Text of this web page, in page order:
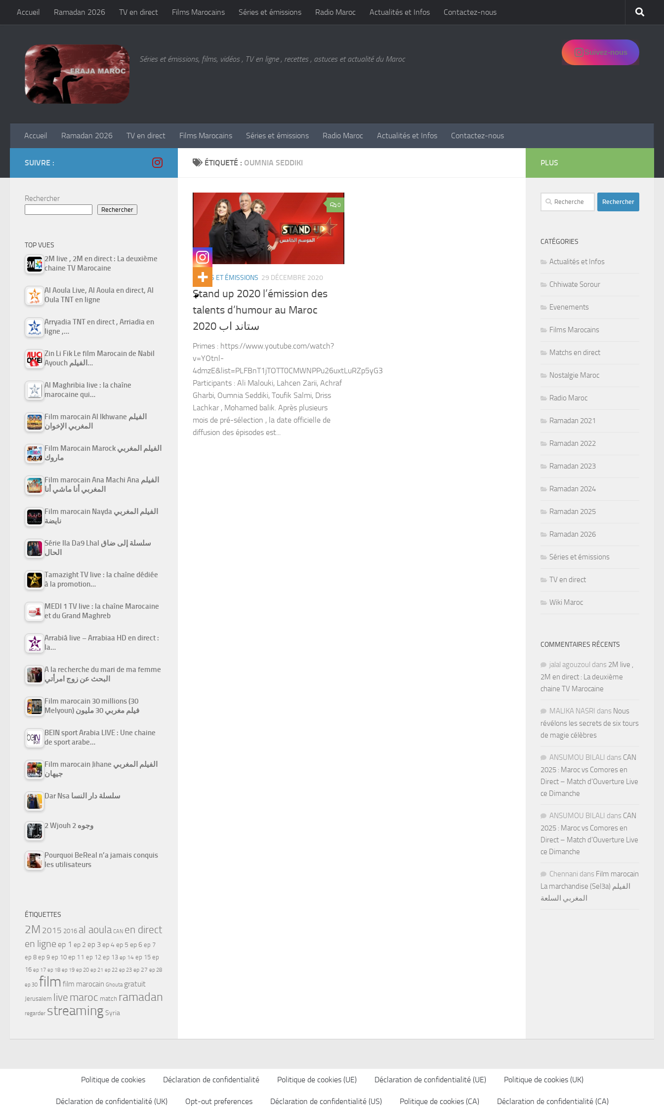
Skip to content
Accueil Ramadan 2026 TV en direct Films Marocains Séries et émissions Radio Maroc Actualités et Infos Contactez-nous
Séries et émissions, films, vidéos , TV en ligne , recettes , astuces et actualité du Maroc
Suivez-nous
Accueil Ramadan 2026 TV en direct Films Marocains Séries et émissions Radio Maroc Actualités et Infos Contactez-nous
ÉTIQUETÉ : OUMNIA SEDDIKI
0
SÉRIES ET ÉMISSIONS 29 DÉCEMBRE 2020
Stand up 2020 l’émission des
talents d’humour au Maroc
ستاند اب 2020
Primes : https://www.youtube.com/watch?
v=YOtnl-
4dmzE&list=PLFBnT1jTOTT0CMWNPPu26uxtLuRZp5yG3
Participants : Ali Malouki, Lahcen Zarii, Achraf
Gharbi, Oumnia Seddiki, Toufik Salmi, Driss
Lachkar , Mohamed balik. Après plusieurs
mois de pré-sélection , la date officielle de
diffusion des épisodes est...
SUIVRE :
Rechercher
Rechercher
TOP VUES
2M live , 2M en direct : La deuxième
chaine TV Marocaine
Al Aoula Live, Al Aoula en direct, Al
Oula TNT en ligne
Arryadia TNT en direct , Arriadia en
ligne ,…
Zin Li Fik Le film Marocain de Nabil
Ayouch الفيلم…
Al Maghribia live : la chaîne
marocaine qui…
Film marocain Al Ikhwane الفيلم
المغربي الإخوان
Film Marocain Marock الفيلم المغربي
ماروك
Film marocain Ana Machi Ana الفيلم
المغربي أنا ماشي أنا
Film marocain Nayda الفيلم المغربي
نايضة
Série Ila Da9 Lhal سلسلة إلى ضاق
الحال
Tamazight TV live : la chaîne dédiée
à la promotion…
MEDI 1 TV live : la chaîne Marocaine
et du Grand Maghreb
Arrabiâ live – Arrabiaa HD en direct :
la…
A la recherche du mari de ma femme
البحث عن زوج امرأتي
Film marocain 30 millions (30
Melyoun) فيلم مغربي 30 مليون
BEIN sport Arabia LIVE : Une chaine
de sport arabe…
Film marocain Jihane الفيلم المغربي
جيهان
Dar Nsa سلسلة دار النسا
2 Wjouh 2 وجوه
Pourquoi BeReal n’a jamais conquis
les utilisateurs
ÉTIQUETTES
2M 2015 2016 al aoula CAN en direct
en ligne ep 1 ep 2 ep 3ep 4ep 5 ep 6 ep 7
ep 8 ep 9 ep 10 ep 11 ep 12 ep 13 ep 14 ep 15 ep
16 ep 17 ep 18 ep 19 ep 20 ep 21 ep 22 ep 23 ep 27 ep 28
ep 30 film film marocain Ghouta gratuit
Jerusalem live maroc match ramadan
regarder streamingSyria
PLUS
Rechercher :
CATÉGORIES
Actualités et Infos
Chhiwate Sorour
Evenements
Films Marocains
Matchs en direct
Nostalgie Maroc
Radio Maroc
Ramadan 2021
Ramadan 2022
Ramadan 2023
Ramadan 2024
Ramadan 2025
Ramadan 2026
Séries et émissions
TV en direct
Wiki Maroc
COMMENTAIRES RÉCENTS
jalal agouzoul dans 2M live ,
2M en direct : La deuxième
chaine TV Marocaine
MALIKA NASRI dans Nous
révélons les secrets de six tours
de magie célèbres
ANSUMOU BILALI dans CAN
2025 : Maroc vs Comores en
Direct – Match d’Ouverture Live
ce Dimanche
ANSUMOU BILALI dans CAN
2025 : Maroc vs Comores en
Direct – Match d’Ouverture Live
ce Dimanche
Chennani dans Film marocain
La marchandise (Sel3a) الفيلم
المغربي السلعة
Politique de cookies Déclaration de confidentialité Politique de cookies (UE) Déclaration de confidentialité (UE) Politique de cookies (UK)
Déclaration de confidentialité (UK) Opt-out preferences Déclaration de confidentialité (US) Politique de cookies (CA) Déclaration de confidentialité (CA)